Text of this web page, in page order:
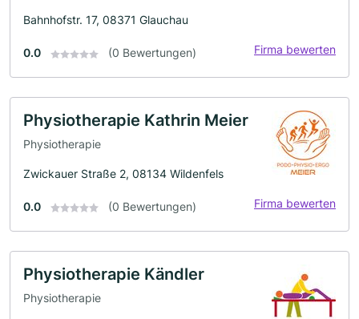
Bahnhofstr. 17, 08371 Glauchau
0.0 (0 Bewertungen) Firma bewerten
Physiotherapie Kathrin Meier
Physiotherapie
Zwickauer Straße 2, 08134 Wildenfels
0.0 (0 Bewertungen) Firma bewerten
Physiotherapie Kändler
Physiotherapie